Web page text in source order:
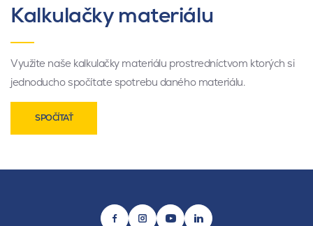
Kalkulačky materiálu
Využite naše kalkulačky materiálu prostredníctvom ktorých si
jednoducho spočítate spotrebu daného materiálu.
SPOČÍTAŤ